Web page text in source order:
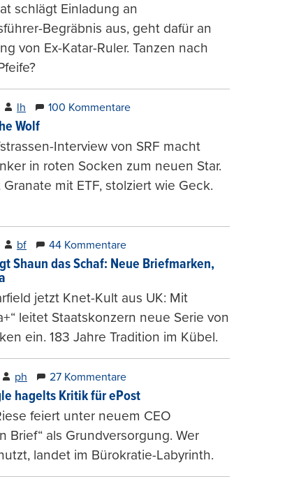
schlägt Einladung an
Begräbnis aus, geht dafür an
von Ex-Katar-Ruler. Tanzen nach
lh 100 Kommentare
Wolf
Interview von SRF macht
in roten Socken zum neuen Star.
mit ETF, stolziert wie Geck.
bf 44 Kommentare
Shaun das Schaf: Neue Briefmarken,
jetzt Knet-Kult aus UK: Mit
leitet Staatskonzern neue Serie von
ein. 183 Jahre Tradition im Kübel.
ph 27 Kommentare
hagelts Kritik für ePost
feiert unter neuem CEO
Brief“ als Grundversorgung. Wer
landet im Bürokratie-Labyrinth.